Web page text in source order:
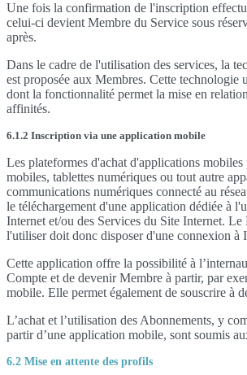
Une fois la confirmation de l'inscription
celui-ci devient Membre du Service sous
après.
Dans le cadre de l'utilisation des services, la
est proposée aux Membres. Cette technologie
dont la fonctionnalité permet la mise en
affinités.
6.1.2 Inscription via une application mobile
Les plateformes d'achat d'applications mobiles
mobiles, tablettes numériques ou tout autre
communications numériques connecté au
le téléchargement d'une application dédiée à
Internet et/ou des Services du Site Internet.
l'utiliser doit donc disposer d'une connexion à
Cette application offre la possibilité à
Compte et de devenir Membre à partir, par
mobile. Elle permet également de souscrire à
L’achat et l’utilisation des Abonnements, y
partir d’une application mobile, sont soumis
6.2 Mise en attente des profils